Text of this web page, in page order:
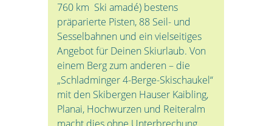
760 km Ski amadé) bestens
präparierte Pisten, 88 Seil- und
Sesselbahnen und ein vielseitiges
Angebot für Deinen Skiurlaub. Von
einem Berg zum anderen – die
„Schladminger 4-Berge-Skischaukel“
mit den Skibergen Hauser Kaibling,
Planai, Hochwurzen und Reiteralm